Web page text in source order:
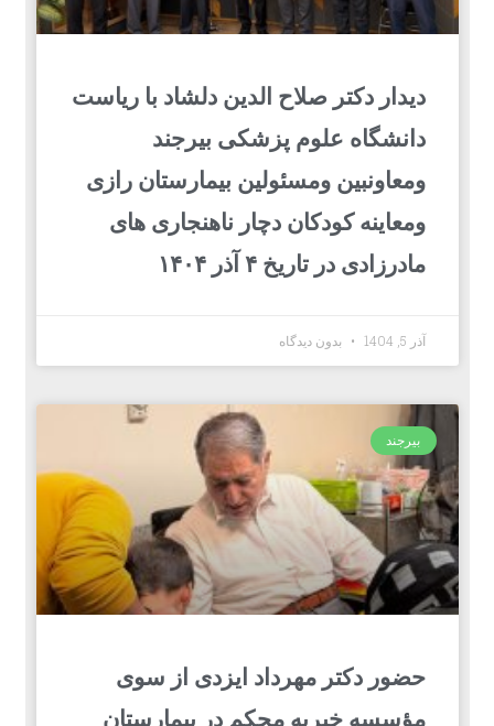
دیدار دکتر صلاح الدین دلشاد با ریاست
دانشگاه علوم پزشکی بیرجند
ومعاونبین ومسئولین بیمارستان رازی
ومعاینه کودکان دچار ناهنجاری های
مادرزادی در تاریخ ۴ آذر ۱۴۰۴
آذر 5, 1404 بدون دیدگاه
بیرجند
حضور دکتر مهرداد ایزدی از سوی
مؤسسه خیریه محکم در بیمارستان